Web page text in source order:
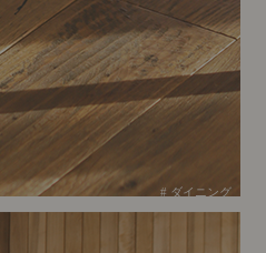
# ダイニング